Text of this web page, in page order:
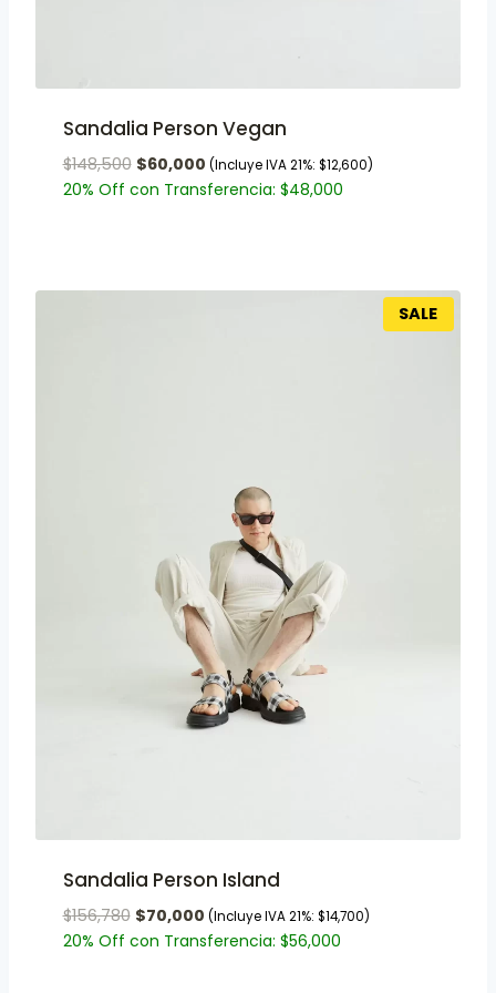
Sandalia Person Vegan
$148,500 $60,000 (Incluye IVA 21%: $12,600)
20% Off con Transferencia: $48,000
SALE
Sandalia Person Island
$156,780 $70,000 (Incluye IVA 21%: $14,700)
20% Off con Transferencia: $56,000